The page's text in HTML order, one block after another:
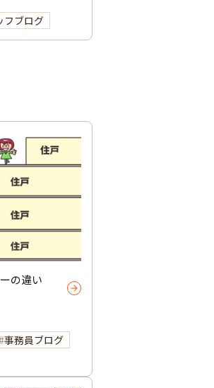
フブログ
の違い
事務員ブログ